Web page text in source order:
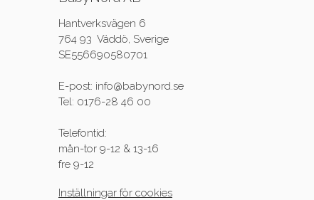
Hantverksvägen 6
764 93 Väddö, Sverige
SE556690580701
E-post: info@babynord.se
Tel: 0176-28 46 00
Telefontid:
mån-tor 9-12 & 13-16
fre 9-12
Inställningar för cookies